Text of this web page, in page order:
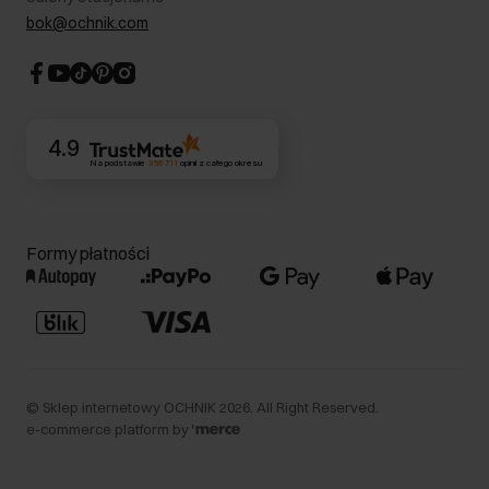
Dla akcjonariuszy
CSR
bok@ochnik.com
4.9
Na podstawie 356 711 opinii z całego okresu
Formy płatności
© Sklep internetowy OCHNIK 2026. All Right Reserved.
e-commerce platform by